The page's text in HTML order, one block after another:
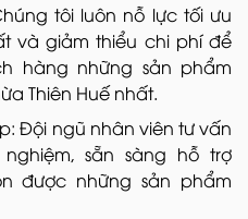
tôi luôn nỗ lực tối ưu
và giảm thiểu chi phí để
hàng những sản phẩm
Thiên Huế nhất.
Đội ngũ nhân viên tư vấn
sẵn sàng hỗ trợ
được những sản phẩm